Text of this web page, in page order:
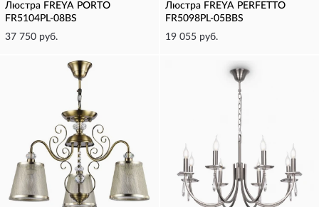
Люстра FREYA PORTO
FR5104PL-08BS
37 750 руб.
Люстра FREYA PERFETTO
FR5098PL-05BBS
19 055 руб.